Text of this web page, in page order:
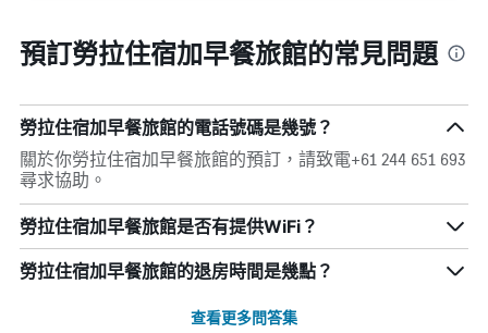
預訂勞拉住宿加早餐旅館的常見問題
勞拉住宿加早餐旅館的電話號碼是幾號？
關於你勞拉住宿加早餐旅館的預訂，請致電+61 244 651 693
尋求協助。
勞拉住宿加早餐旅館是否有提供WiFi？
勞拉住宿加早餐旅館的退房時間是幾點？
查看更多問答集